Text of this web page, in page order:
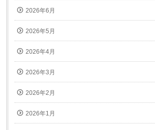
2026年6月
2026年5月
2026年4月
2026年3月
2026年2月
2026年1月